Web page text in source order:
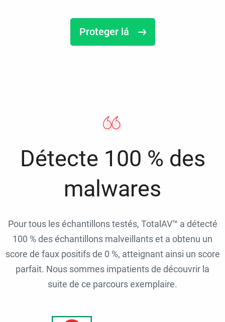
Proteger lá
Détecte 100 % des
malwares
Pour tous les échantillons testés, TotalAV™ a détecté
100 % des échantillons malveillants et a obtenu un
score de faux positifs de 0 %, atteignant ainsi un score
parfait. Nous sommes impatients de découvrir la
suite de ce parcours exemplaire.